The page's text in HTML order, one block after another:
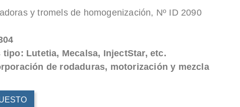
y tromels de homogenización, Nº ID 2090
Lutetia, Mecalsa, InjectStar, etc.
de rodaduras, motorización y mezcla